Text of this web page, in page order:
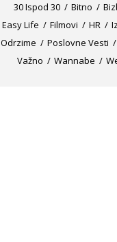
30 Ispod 30 Bitno
Easy Life
Filmovi HR
Odrzime
Poslovne Vesti
Važno
Wannabe